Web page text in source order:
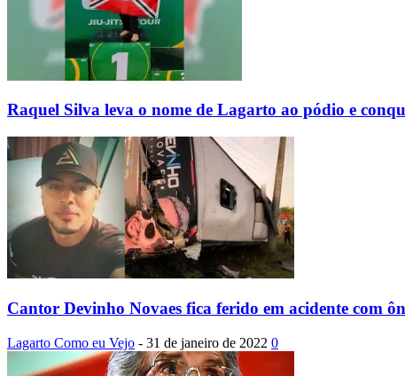
Raquel Silva leva o nome de Lagarto ao pódio e
Cantor Devinho Novaes fica ferido em acidente com
Lagarto Como eu Vejo - 31 de janeiro de 2022 0